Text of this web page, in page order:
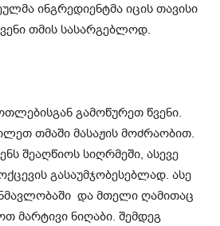
ინგრედიენტმა იცის თავისი
თმის სასარგებლოდ.
გამოწურეთ წვენი.
თმაში მასაჟის მოძრაობით.
შეაღწიოს სიღრმეში, ასევე
გასაუმჯობესებლად. ასე
და მთელი ღამითაც
მარტივი ნიღაბი. შემდეგ